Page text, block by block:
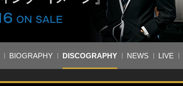
BIOGRAPHY DISCOGRAPHY NEWS LIVE